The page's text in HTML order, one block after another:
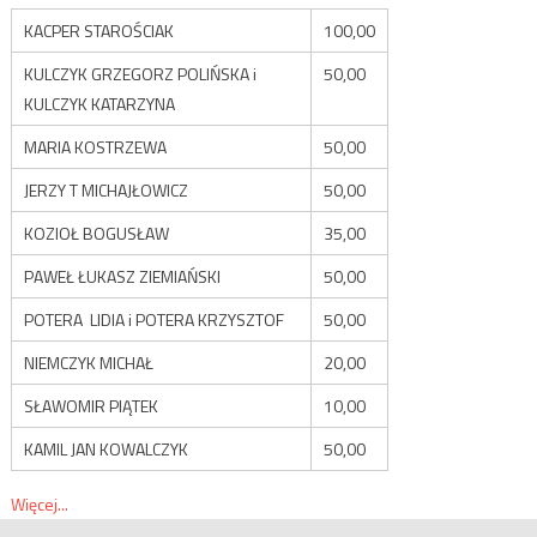
KACPER STAROŚCIAK
100,00
KULCZYK GRZEGORZ POLIŃSKA i
KULCZYK KATARZYNA
50,00
MARIA KOSTRZEWA
50,00
JERZY T MICHAJŁOWICZ
50,00
KOZIOŁ BOGUSŁAW
35,00
PAWEŁ ŁUKASZ ZIEMIAŃSKI
50,00
POTERA LIDIA i POTERA KRZYSZTOF
50,00
NIEMCZYK MICHAŁ
20,00
SŁAWOMIR PIĄTEK
10,00
KAMIL JAN KOWALCZYK
50,00
Więcej...